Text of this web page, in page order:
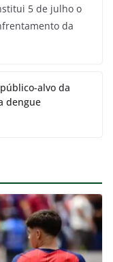
5 de julho o
da
alvo da
dengue